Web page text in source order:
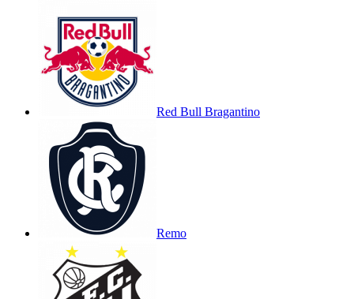
Red Bull Bragantino
Remo